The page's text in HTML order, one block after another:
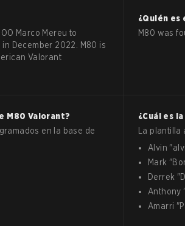
Marco Mereu to
December 2022. M80 is
Valorant
¿Quién es
M80 was
M80 Valorant?
en la base de
¿Cuál es
La
Alvin "
Mark "
Derrek "
Anthony
Amarri "